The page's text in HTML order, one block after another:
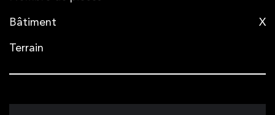
Bâtiment X
Terrain